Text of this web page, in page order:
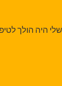
היה הולך